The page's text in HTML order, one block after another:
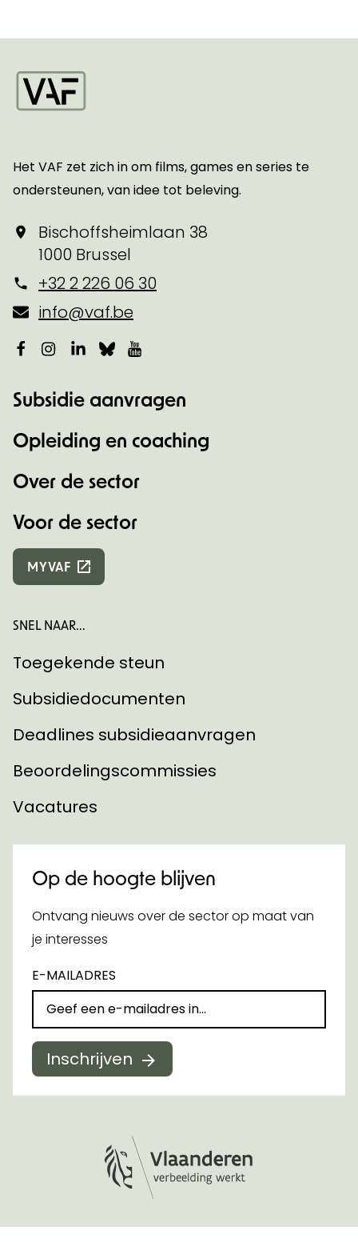
Het VAF zet zich in om films, games en series te
ondersteunen, van idee tot beleving.
Bischoffsheimlaan 38
1000 Brussel
+32 2 226 06 30
info@vaf.be
Facebook
Instagram
LinkedIn
Bluesky
Subsidie aanvragen
Opleiding en coaching
Over de sector
Voor de sector
MYVAF
SNEL NAAR...
Toegekende steun
Subsidiedocumenten
Deadlines subsidieaanvragen
Beoordelingscommissies
Vacatures
Op de hoogte blijven
Ontvang nieuws over de sector op maat van
je interesses
E-MAILADRES
Inschrijven